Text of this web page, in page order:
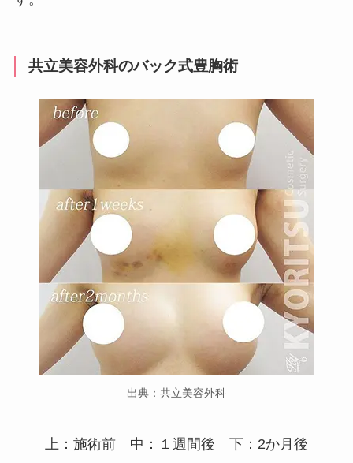
共立美容外科のバック式豊胸術
出典：共立美容外科
上：施術前 中：１週間後 下：2か月後